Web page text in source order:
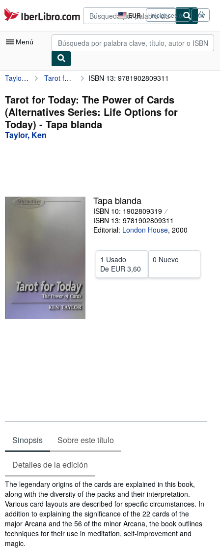
Pasar al contenido principal
IberLibro.com EUR
Preferencias
de
compra
del
Iniciar sesión
Menú
Mi cuenta
Consultar mis pedidos
Búsqueda avanzada
Colecciones
Comenzar a vender
CERRAR
Taylor, Ken Tarot for Today: The Power of Cards (Alternatives Series: Life Options for Today) ISBN 13: 9781902809311
Tarot for Today: The Power of Cards
(Alternatives Series: Life Options for
Today) - Tapa blanda
Taylor, Ken
Tapa blanda
ISBN 10: 1902809319
ISBN 13: 9781902809311
Editorial: London House, 2000
1 Usado
De EUR 3,60
0 Nuevo
Sinopsis Sobre este título
Detalles de la edición
Sinopsis
The legendary origins of the cards are explained in this book,
along with the diversity of the packs and their interpretation.
Various card layouts are described for specific circumstances. In
addition to explaining the significance of the 22 cards of the
major Arcana and the 56 of the minor Arcana, the book outlines
techniques for their use in meditation, self-improvement and
magic.